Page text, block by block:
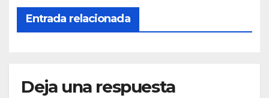
Entrada relacionada
Deja una respuesta